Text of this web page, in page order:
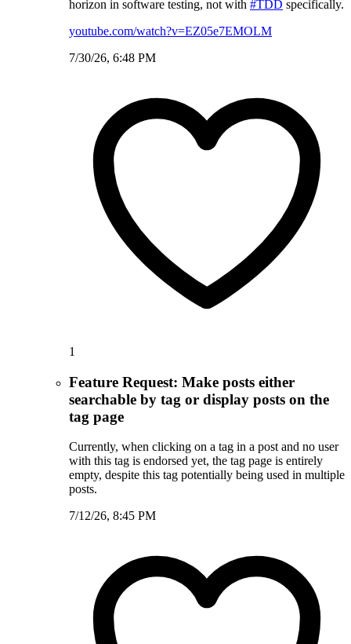
horizon in software testing, not with #TDD specifically.
youtube.com/watch?v=EZ05e7EMOLM
7/30/26, 6:48 PM
1
Feature Request: Make posts either
searchable by tag or display posts on the
tag page
Currently, when clicking on a tag in a post and no user
with this tag is endorsed yet, the tag page is entirely
empty, despite this tag potentially being used in multiple
posts.
7/12/26, 8:45 PM